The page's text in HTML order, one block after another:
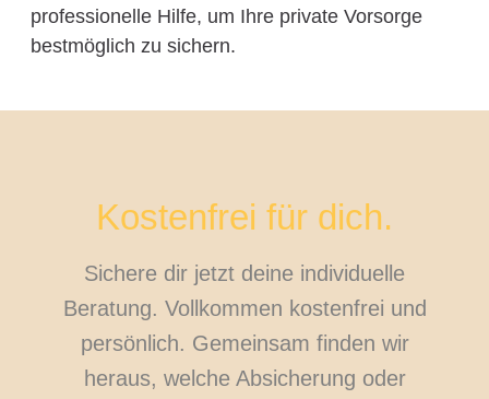
professionelle Hilfe, um Ihre private Vorsorge
bestmöglich zu sichern.
Kostenfrei für dich.
Sichere dir jetzt deine individuelle
Beratung. Vollkommen kostenfrei und
persönlich. Gemeinsam finden wir
heraus, welche Absicherung oder